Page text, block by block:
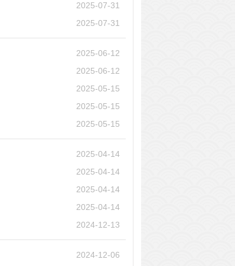
2025-07-31
2025-07-31
2025-06-12
2025-06-12
2025-05-15
2025-05-15
2025-05-15
2025-04-14
2025-04-14
2025-04-14
2025-04-14
2024-12-13
2024-12-06